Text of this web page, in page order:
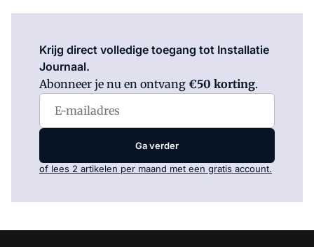
Krijg direct volledige toegang tot Installatie
Journaal.
Abonneer je nu en ontvang €50 korting.
Ga verder
of lees 2 artikelen per maand met een gratis account.